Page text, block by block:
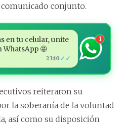
comunicado conjunto.
en tu celular, unite
WhatsApp 🤩
23:10 ✓✓
1
reiteraron su
la soberanía de la voluntad
así como su disposición